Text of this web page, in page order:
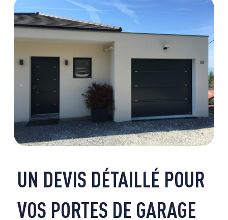
UN DEVIS DÉTAILLÉ POUR
VOS PORTES DE GARAGE